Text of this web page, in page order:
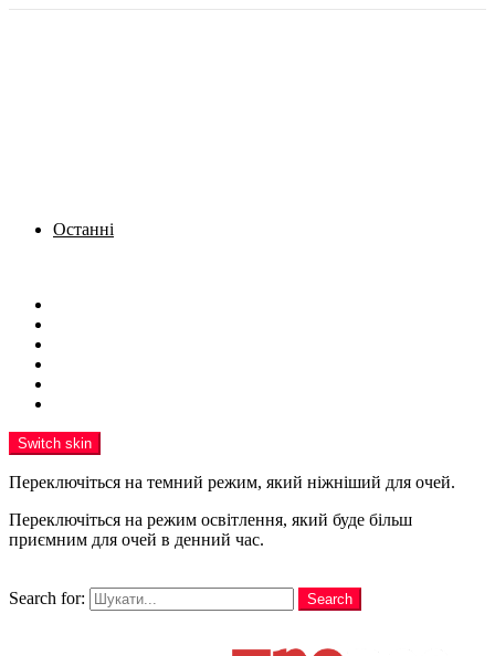
Останні
Switch skin
Переключіться на темний режим, який ніжніший для очей.
Переключіться на режим освітлення, який буде більш
приємним для очей в денний час.
Search for:
Search